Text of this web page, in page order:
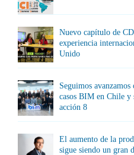
Nuevo capítulo de
experiencia
Unido
Seguimos
casos BIM en Chile y
acción 8
El aumento de la
sigue siendo un gran